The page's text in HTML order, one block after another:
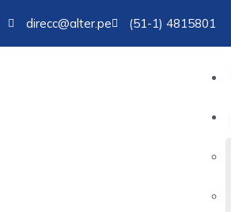
direcc@alter.pe (51-1) 4815801